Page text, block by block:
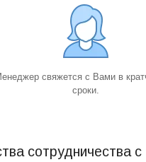
свяжется с Вами в
сроки.
сотрудничества